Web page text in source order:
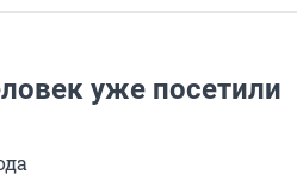
уже посетили